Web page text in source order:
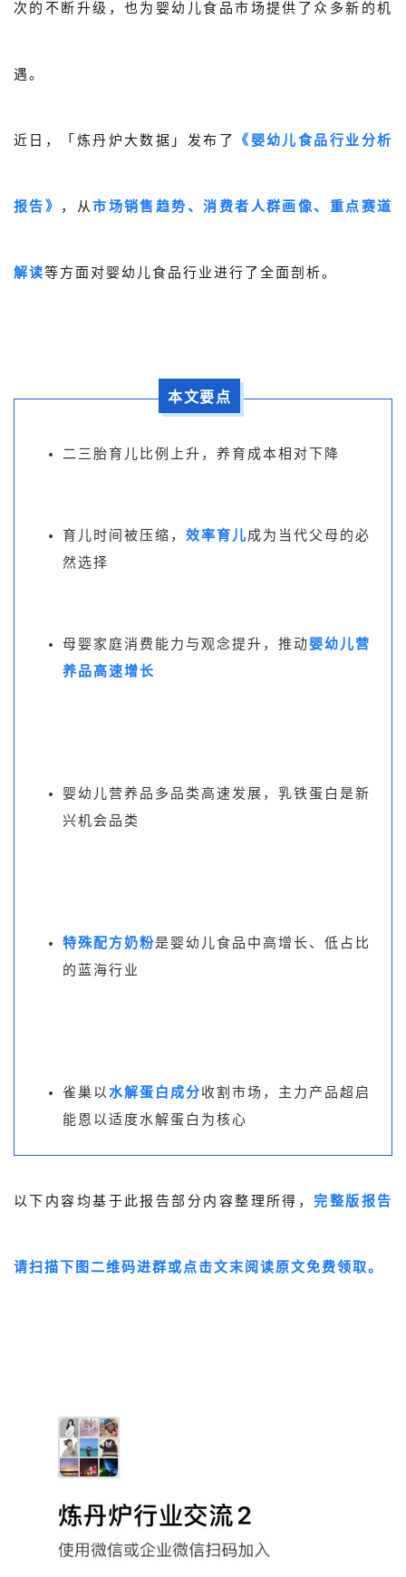
公司介绍
行业报告
次的不断升级，也为婴幼儿食品市场提供了众多新的机
遇。
近日，「炼丹炉大数据」发布了 《婴幼儿食品行业分析
报告》 ，从市场销售趋势、消费者人群画像、重点赛道
解读等方面对婴幼儿食品行业进行了全面剖析。
本文要点
二三胎育儿比例上升，养育成本相对下降
育儿时间被压缩， 效率育儿成为当代父母的必
然选择
母婴家庭消费能力与观念提升，推动婴幼儿营
养品高速增长
婴幼儿营养品多品类高速发展，乳铁蛋白是新
兴机会品类
特殊配方奶粉是婴幼儿食品中高增长、低占比
的蓝海行业
雀巢以水解蛋白成分收割市场，主力产品超启
能恩以适度水解蛋白为核心
以下内容均基于此报告部分内容整理所得，完整版报告
请扫描下图二维码进群或点击文末阅读原文免费领取。